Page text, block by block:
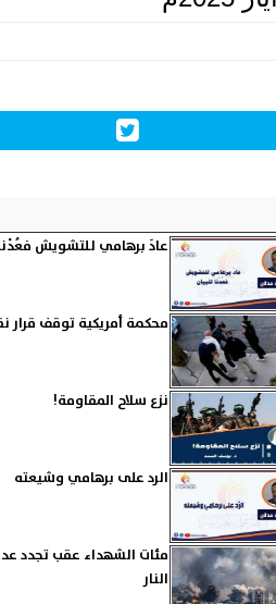
عادَ برهامي للتشويش فعُدْنا
محكمة أمريكية توقف قرار
نزع سلاح المقاومة!
الرد على برهامي وشيعته
مئات الشهداء عقب تجدد
النار